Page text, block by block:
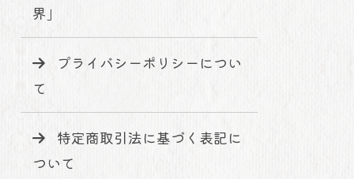
界」
プライバシーポリシーについ
て
特定商取引法に基づく表記に
ついて